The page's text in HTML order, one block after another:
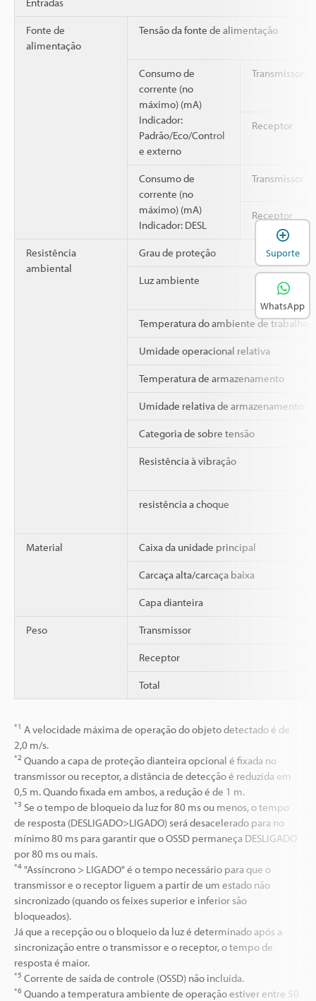
Fonte de
alimentação
Tensão da fonte de alimentação
Consumo de
corrente (no
máximo) (mA)
Indicador:
Padrão/Eco/Control
e externo
Transmissor
Receptor
Consumo de
corrente (no
máximo) (mA)
Indicador: DESL
Transmissor
Receptor
Resistência
ambiental
Grau de proteção
Luz ambiente
Temperatura do ambiente de trabalho
Umidade operacional relativa
Temperatura de armazenamento
Umidade relativa de armazenamento
Categoria de sobre tensão
Resistência à vibração
resistência a choque
Material Caixa da unidade principal
Carcaça alta/carcaça baixa
Capa dianteira
Peso Transmissor
Receptor
Total
*1 A velocidade máxima de operação do objeto detectado é de
2,0 m/s.
*2 Quando a capa de proteção dianteira opcional é fixada no
transmissor ou receptor, a distância de detecção é reduzida em
0,5 m. Quando fixada em ambos, a redução é de 1 m.
*3 Se o tempo de bloqueio da luz for 80 ms ou menos, o tempo
de resposta (DESLIGADO>LIGADO) será desacelerado para no
mínimo 80 ms para garantir que o OSSD permaneça DESLIGADO
por 80 ms ou mais.
*4 "Assíncrono > LIGADO" é o tempo necessário para que o
transmissor e o receptor liguem a partir de um estado não
sincronizado (quando os feixes superior e inferior são
bloqueados).
Já que a recepção ou o bloqueio da luz é determinado após a
sincronização entre o transmissor e o receptor, o tempo de
resposta é maior.
*5 Corrente de saída de controle (OSSD) não incluída.
*6 Quando a temperatura ambiente de operação estiver entre 50
Suporte
WhatsApp